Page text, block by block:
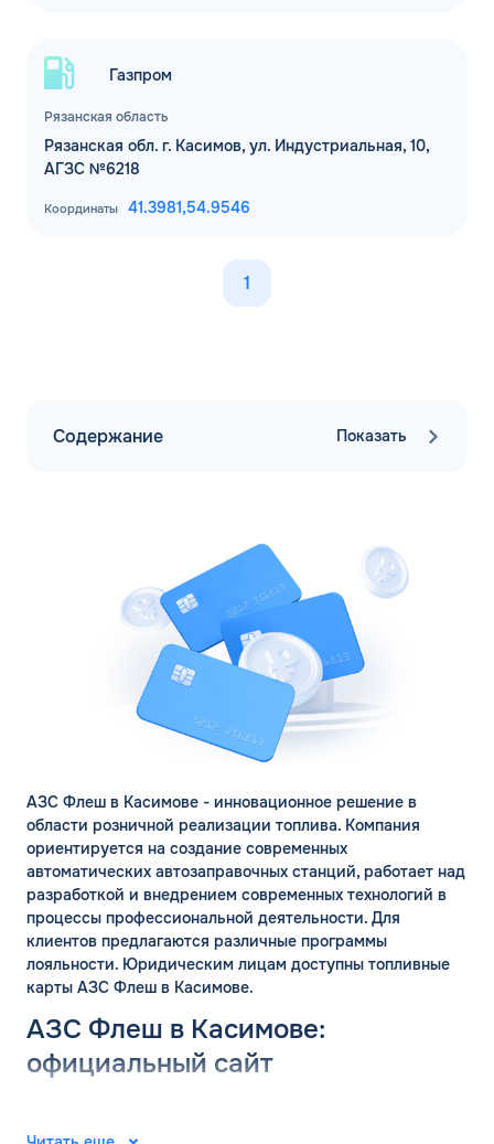
Рязанская область
Газпром
Рязанская обл. г. Касимов, ул. Индустриальная, 10,
АГЗС №6218
Координаты 41.3981,54.9546
1
Содержание Показать
АЗС Флеш в Касимове - инновационное решение в
области розничной реализации топлива. Компания
ориентируется на создание современных
автоматических автозаправочных станций, работает над
разработкой и внедрением современных технологий в
процессы профессиональной деятельности. Для
клиентов предлагаются различные программы
лояльности. Юридическим лицам доступны топливные
карты АЗС Флеш в Касимове.
АЗС Флеш в Касимове:
официальный сайт
2008 году. Специалисты разработали и внедрили